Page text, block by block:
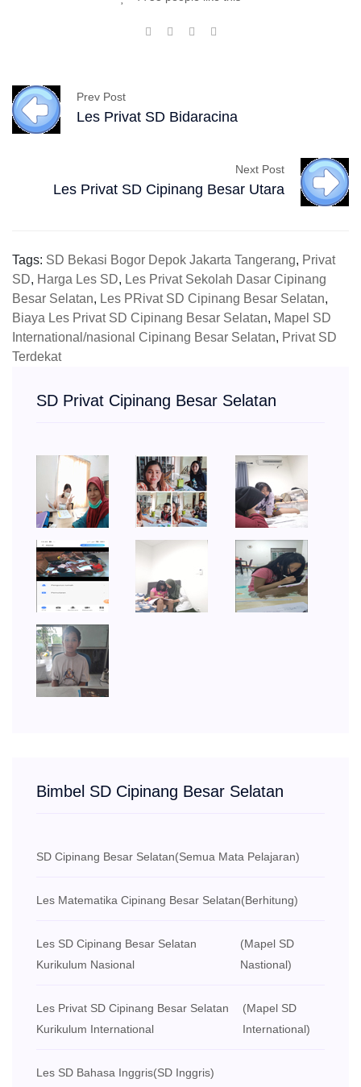
Prev Post
Les Privat SD Bidaracina
Next Post
Les Privat SD Cipinang Besar Utara
Tags: SD Bekasi Bogor Depok Jakarta Tangerang, Privat
SD, Harga Les SD, Les Privat Sekolah Dasar Cipinang
Besar Selatan, Les PRivat SD Cipinang Besar Selatan,
Biaya Les Privat SD Cipinang Besar Selatan, Mapel SD
International/nasional Cipinang Besar Selatan, Privat SD
Terdekat
SD Privat Cipinang Besar Selatan
Bimbel SD Cipinang Besar Selatan
SD Cipinang Besar Selatan(Semua Mata Pelajaran)
Les Matematika Cipinang Besar Selatan(Berhitung)
Les SD Cipinang Besar Selatan
Kurikulum Nasional
(Mapel SD
Nastional)
Les Privat SD Cipinang Besar Selatan
Kurikulum International
(Mapel SD
International)
Les SD Bahasa Inggris(SD Inggris)